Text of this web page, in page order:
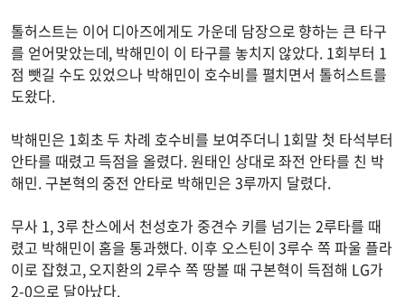
톨허스트는 이어 디아즈에게도 가운데 담장으로 향하는 큰 타구
를 얻어맞았는데, 박해민이 이 타구를 놓치지 않았다. 1회부터 1
점 뺏길 수도 있었으나 박해민이 호수비를 펼치면서 톨허스트를
도왔다.
박해민은 1회초 두 차례 호수비를 보여주더니 1회말 첫 타석부터
안타를 때렸고 득점을 올렸다. 원태인 상대로 좌전 안타를 친 박
해민. 구본혁의 중전 안타로 박해민은 3루까지 달렸다.
무사 1, 3루 찬스에서 천성호가 중견수 키를 넘기는 2루타를 때
렸고 박해민이 홈을 통과했다. 이후 오스틴이 3루수 쪽 파울 플라
이로 잡혔고, 오지환의 2루수 쪽 땅볼 때 구본혁이 득점해 LG가
2-0으로 달아났다.